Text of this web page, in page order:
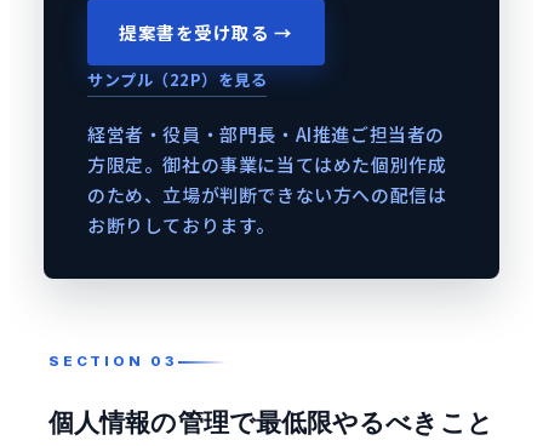
提案書を受け取る →
サンプル（22P）を見る
経営者・役員・部門長・AI推進ご担当者の
方限定。御社の事業に当てはめた個別作成
のため、立場が判断できない方への配信は
お断りしております。
個人情報の管理で最低限やるべきこと